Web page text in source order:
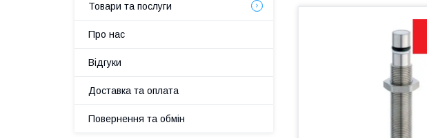
Товари та послуги
Про нас
Відгуки
Доставка та оплата
Повернення та обмін